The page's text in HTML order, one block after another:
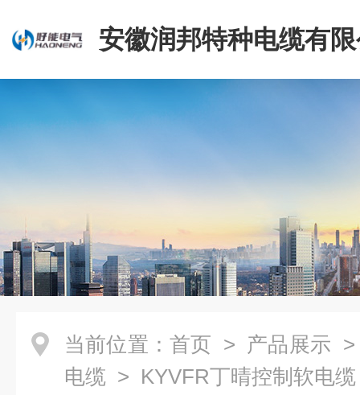
安徽润邦特种电缆有
当前位置： 首页 > 产品展示
电缆 > KYVFR丁晴控制软电缆